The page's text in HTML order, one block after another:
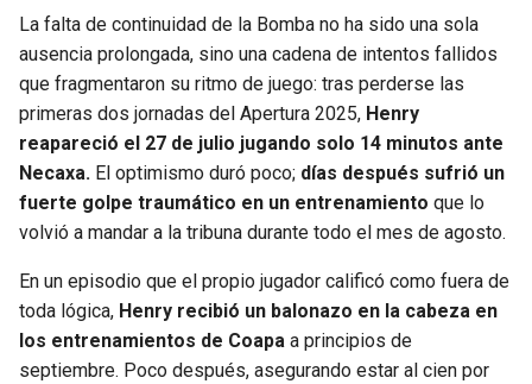
La falta de continuidad de la Bomba no ha sido una sola
ausencia prolongada, sino una cadena de intentos fallidos
que fragmentaron su ritmo de juego: tras perderse las
primeras dos jornadas del Apertura 2025, Henry
reapareció el 27 de julio jugando solo 14 minutos ante
Necaxa. El optimismo duró poco; días después sufrió un
fuerte golpe traumático en un entrenamiento que lo
volvió a mandar a la tribuna durante todo el mes de agosto.
En un episodio que el propio jugador calificó como fuera de
toda lógica, Henry recibió un balonazo en la cabeza en
los entrenamientos de Coapa a principios de
septiembre. Poco después, asegurando estar al cien por